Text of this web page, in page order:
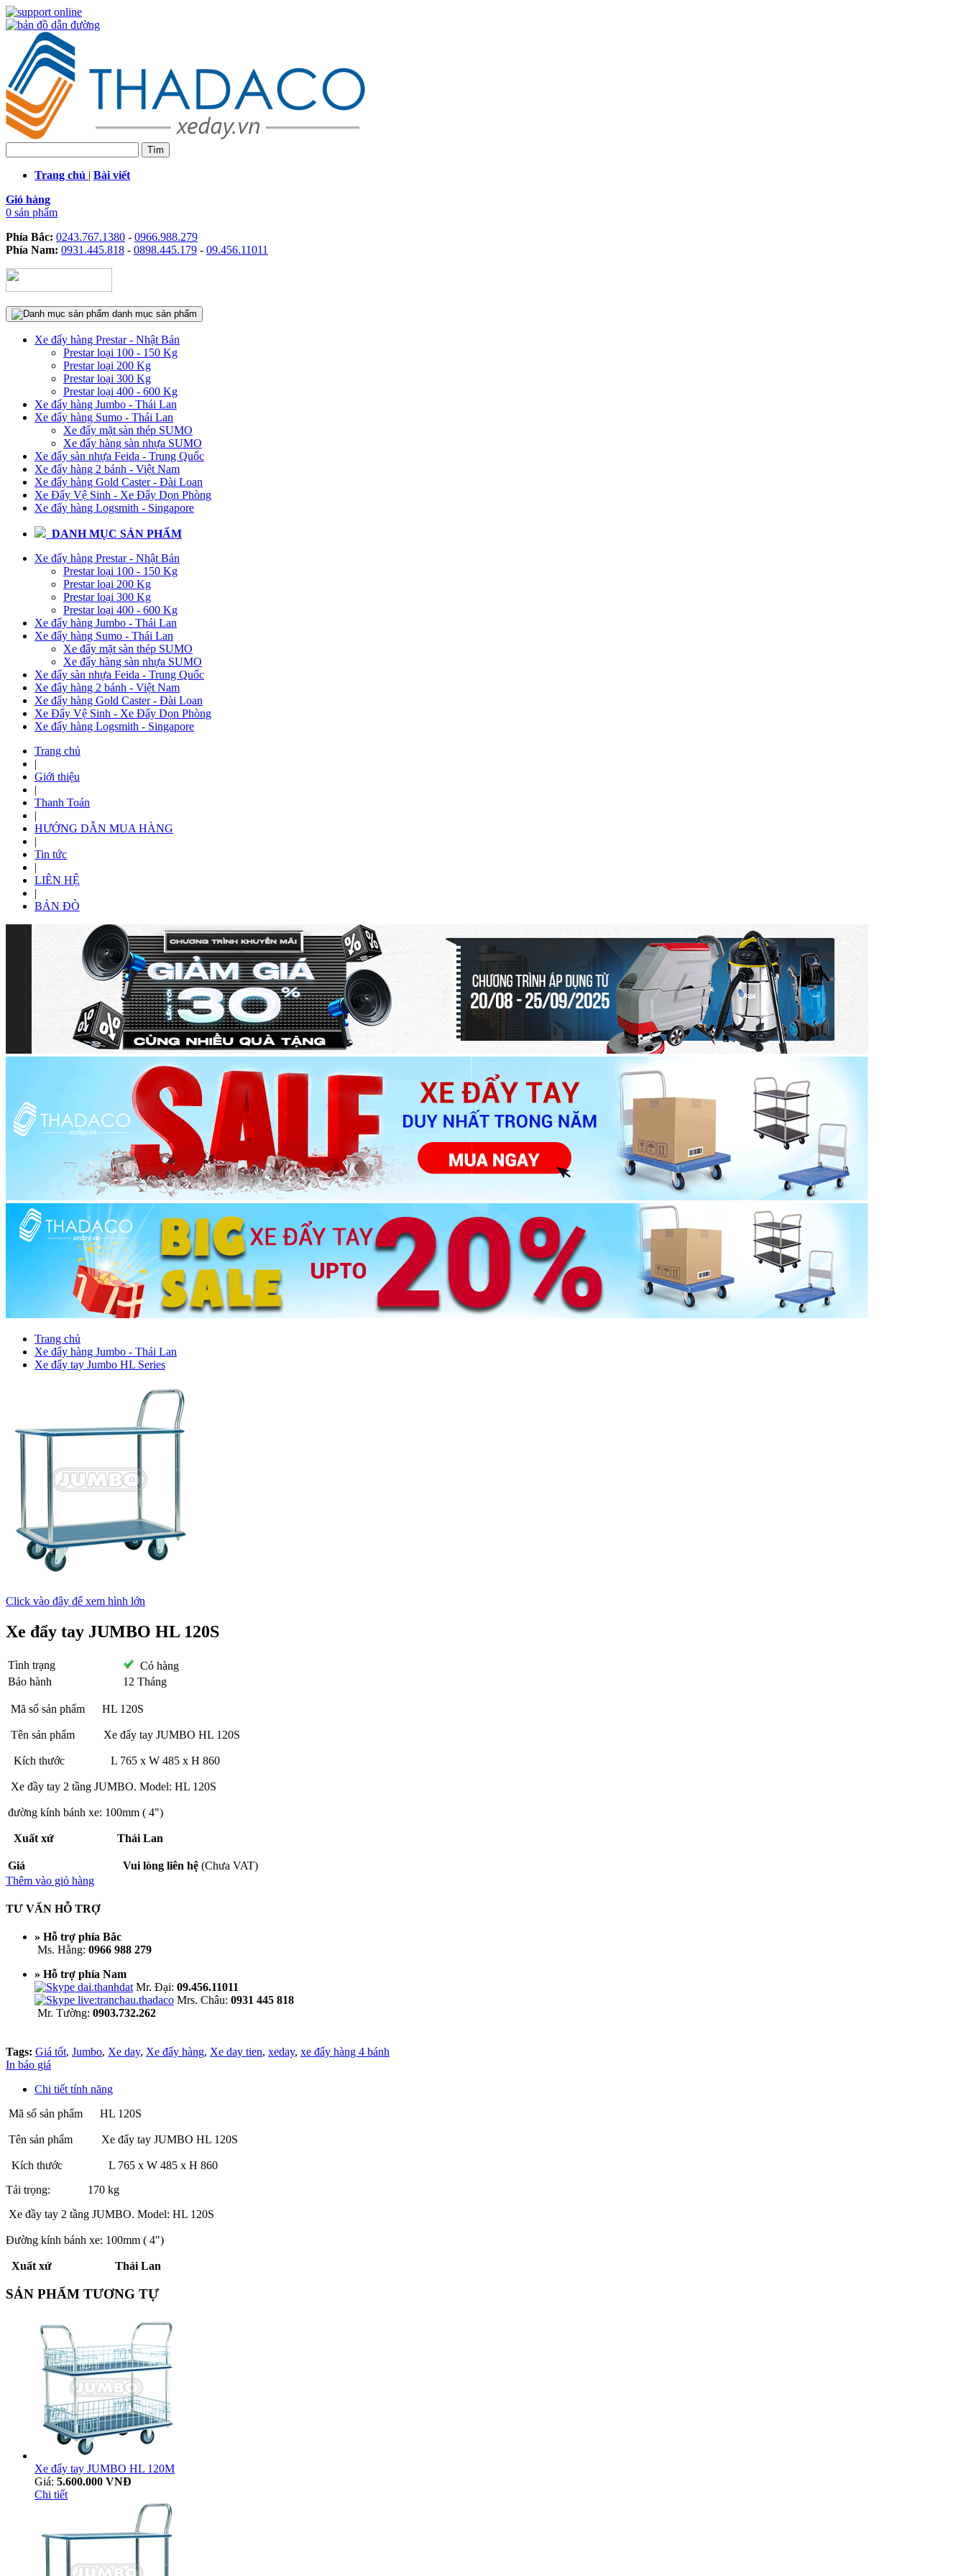
Trang chủ | Bài viết
Giỏ hàng
0 sản phẩm
Phía Bắc: 0243.767.1380 - 0966.988.279
Phía Nam: 0931.445.818 - 0898.445.179 - 09.456.11011
danh mục sản phẩm
Xe đẩy hàng Prestar - Nhật Bản
Prestar loại 100 - 150 Kg
Prestar loại 200 Kg
Prestar loại 300 Kg
Prestar loại 400 - 600 Kg
Xe đẩy hàng Jumbo - Thái Lan
Xe đẩy hàng Sumo - Thái Lan
Xe đẩy mặt sàn thép SUMO
Xe đẩy hàng sàn nhựa SUMO
Xe đẩy sàn nhựa Feida - Trung Quốc
Xe đẩy hàng 2 bánh - Việt Nam
Xe đẩy hàng Gold Caster - Đài Loan
Xe Đẩy Vệ Sinh - Xe Đẩy Dọn Phòng
Xe đẩy hàng Logsmith - Singapore
DANH MỤC SẢN PHẨM
Xe đẩy hàng Prestar - Nhật Bản
Prestar loại 100 - 150 Kg
Prestar loại 200 Kg
Prestar loại 300 Kg
Prestar loại 400 - 600 Kg
Xe đẩy hàng Jumbo - Thái Lan
Xe đẩy hàng Sumo - Thái Lan
Xe đẩy mặt sàn thép SUMO
Xe đẩy hàng sàn nhựa SUMO
Xe đẩy sàn nhựa Feida - Trung Quốc
Xe đẩy hàng 2 bánh - Việt Nam
Xe đẩy hàng Gold Caster - Đài Loan
Xe Đẩy Vệ Sinh - Xe Đẩy Dọn Phòng
Xe đẩy hàng Logsmith - Singapore
Trang chủ
|
Giới thiệu
|
Thanh Toán
|
HƯỚNG DẪN MUA HÀNG
|
Tin tức
|
LIÊN HỆ
|
BẢN ĐÒ
Trang chủ
Xe đẩy hàng Jumbo - Thái Lan
Xe đẩy tay Jumbo HL Series
Click vào đây để xem hình lớn
Xe đẩy tay JUMBO HL 120S
Tình trạng
Có hàng
Bảo hành
12 Tháng
Mã số sản phẩm HL 120S
Tên sản phẩm Xe đẩy tay JUMBO HL 120S
Kích thước L 765 x W 485 x H 860
Xe đầy tay 2 tầng JUMBO. Model: HL 120S
đường kính bánh xe: 100mm ( 4")
Xuất xứ Thái Lan
Giá Vui lòng liên hệ (Chưa VAT)
Thêm vào giỏ hàng
TƯ VẤN HỖ TRỢ
» Hỗ trợ phía Bắc
Ms. Hằng: 0966 988 279
» Hỗ trợ phía Nam
Mr. Đại: 09.456.11011
Mrs. Châu: 0931 445 818
Mr. Tường: 0903.732.262
Tags: Giá tốt, Jumbo, Xe day, Xe đẩy hàng, Xe day tien, xeday, xe đẩy hàng 4 bánh
In báo giá
Chi tiết tính năng
Mã số sản phẩm HL 120S
Tên sản phẩm Xe đẩy tay JUMBO HL 120S
Kích thước L 765 x W 485 x H 860
Tải trọng: 170 kg
Xe đầy tay 2 tầng JUMBO. Model: HL 120S
Đường kính bánh xe: 100mm ( 4")
Xuất xứ Thái Lan
SẢN PHẨM TƯƠNG TỰ
Xe đẩy tay JUMBO HL 120M
Giá: 5.600.000 VNĐ
Chi tiết